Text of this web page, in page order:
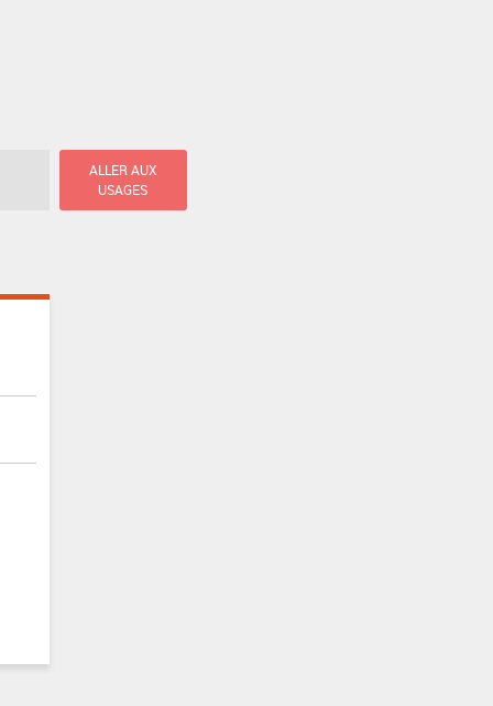
ALLER AUX
USAGES